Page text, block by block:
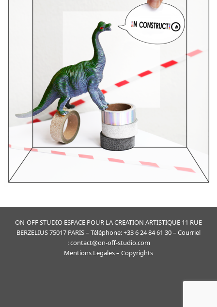
ON-OFF STUDIO ESPACE POUR LA CREATION ARTISTIQUE 11 RUE
BERZELIUS 75017 PARIS – Téléphone: +33 6 24 84 61 30 – Courriel
: contact@on-off-studio.com
Mentions Legales– Copyrights